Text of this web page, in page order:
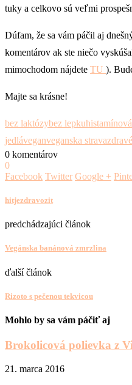
tuky a celkovo sú veľmi
Dúfam, že sa vám páčil aj
komentárov ak ste niečo
mimochodom nájdete TU ).
Majte sa krásne!
bez laktózybez lepku
jedláveganveganska strava
0 komentárov
0
Facebook Twitter Google +
hitjezdravozit
predchádzajúci článok
Vegánska banánová zmrzlina
ďalší článok
Rizoto s pečenou tekvicou
Mohlo by sa vám páčiť aj
Brokolicová polievka z
21. marca 2016